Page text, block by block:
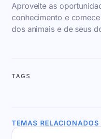
Aproveite as
conhecimento e
dos animais e de seus
TAGS
TEMAS RELACIONADOS